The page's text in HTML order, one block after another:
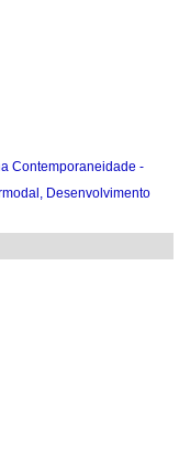
Contemporaneidade -
Desenvolvimento